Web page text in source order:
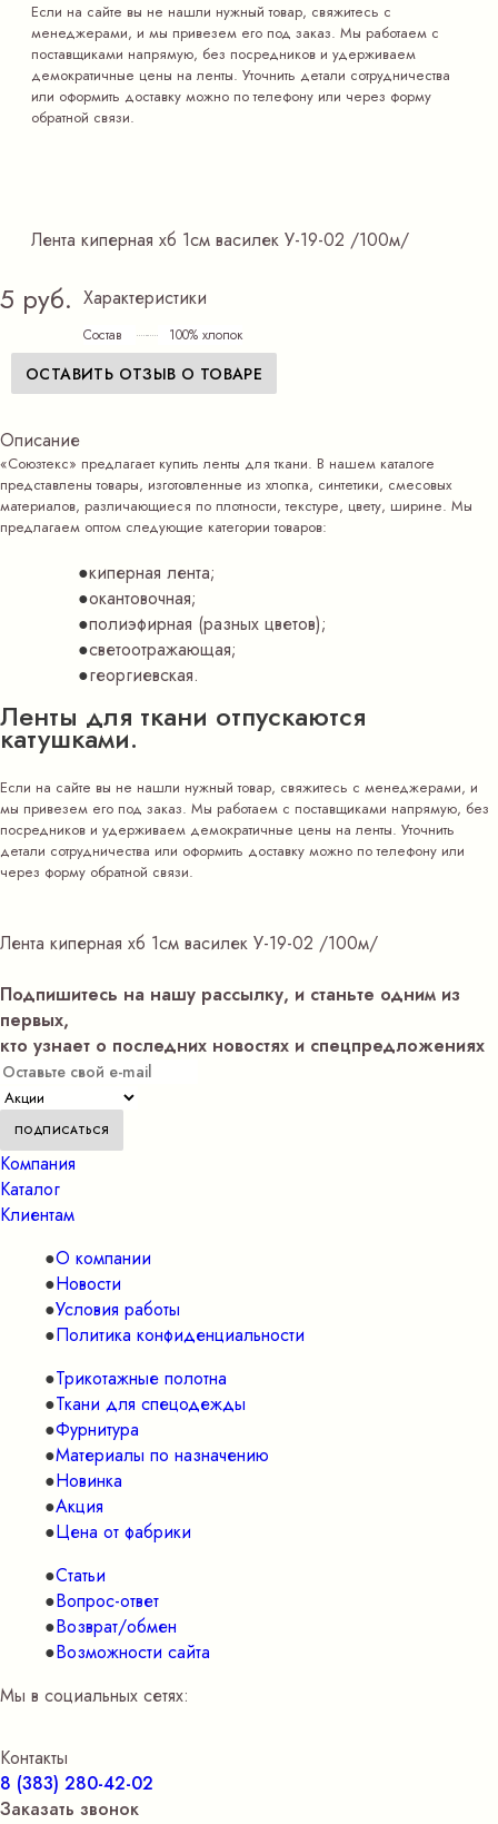
Если на сайте вы не нашли нужный товар, свяжитесь с
менеджерами, и мы привезем его под заказ. Мы работаем с
поставщиками напрямую, без посредников и удерживаем
демократичные цены на ленты. Уточнить детали сотрудничества
или оформить доставку можно по телефону или через форму
обратной связи.
Лента киперная хб 1см василек У-19-02 /100м/
5 руб. Характеристики
Состав 100% хлопок
ОСТАВИТЬ ОТЗЫВ О ТОВАРЕ
Описание
«Союзтекс» предлагает купить ленты для ткани. В нашем каталоге
представлены товары, изготовленные из хлопка, синтетики, смесовых
материалов, различающиеся по плотности, текстуре, цвету, ширине. Мы
предлагаем оптом следующие категории товаров:
киперная лента;
окантовочная;
полиэфирная (разных цветов);
светоотражающая;
георгиевская.
Ленты для ткани отпускаются
катушками.
Если на сайте вы не нашли нужный товар, свяжитесь с менеджерами, и
мы привезем его под заказ. Мы работаем с поставщиками напрямую, без
посредников и удерживаем демократичные цены на ленты. Уточнить
детали сотрудничества или оформить доставку можно по телефону или
через форму обратной связи.
Лента киперная хб 1см василек У-19-02 /100м/
Подпишитесь на нашу рассылку, и станьте одним из
первых,
кто узнает о последних новостях и спецпредложениях
Компания
Каталог
Клиентам
О компании
Новости
Условия работы
Политика конфиденциальности
Трикотажные полотна
Ткани для спецодежды
Фурнитура
Материалы по назначению
Новинка
Акция
Цена от фабрики
Статьи
Вопрос-ответ
Возврат/обмен
Возможности сайта
Мы в социальных сетях:
Контакты
8 (383) 280-42-02
Заказать звонок